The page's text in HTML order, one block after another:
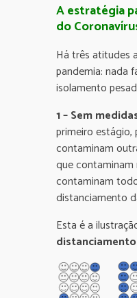
A estratégia
do
Há três atitudes
pandemia: nada
isolamento
1 – Sem
primeiro estágio,
contaminam
que contaminam
contaminam
distanciamento
Esta é a